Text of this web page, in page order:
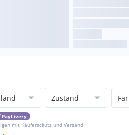
Zustand
PayLivery
mit Käuferschutz und Versand